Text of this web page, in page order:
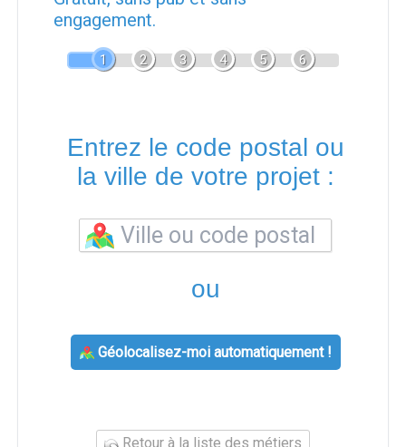
engagement.
1 2 3 4 5 6
Entrez le code postal ou
la ville de votre projet :
ou
Géolocalisez-moi automatiquement !
Retour à la liste des métiers